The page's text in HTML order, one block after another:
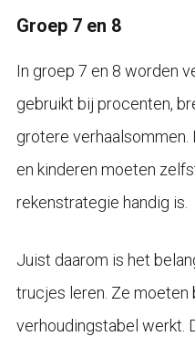
Groep 7 en 8
In groep 7 en 8 worden
gebruikt bij procenten,
grotere
en kinderen moeten
rekenstrategie handig is.
Juist daarom is het
trucjes leren. Ze moeten
verhoudingstabel werkt.